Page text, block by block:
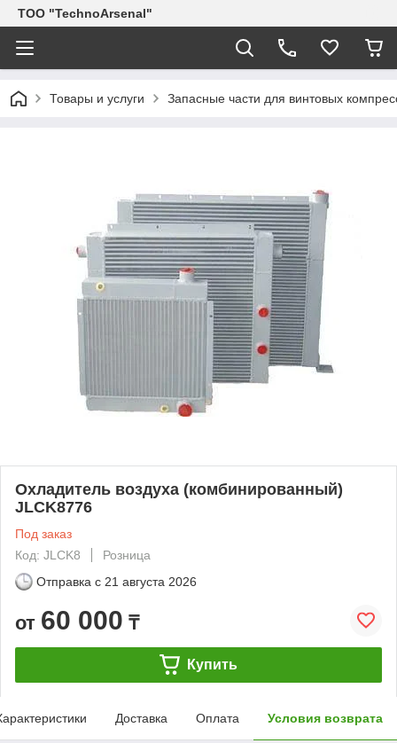
ТОО "TechnoArsenal"
Товары и услуги Запасные части для винтовых
Охладитель воздуха (комбинированный)
JLCK8776
Под заказ
Код: JLCK8
Розница
Отправка с 21 августа 2026
от 60 000 ₸
Купить
Доставка Оплата Условия возврата